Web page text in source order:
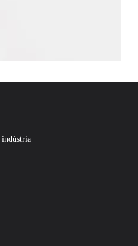
a correia dentada é um
indústria